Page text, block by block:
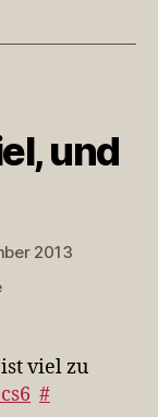
und
2013
zu
nicht
viel,
und
viel zu
#